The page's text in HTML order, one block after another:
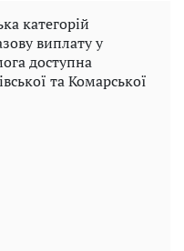
категорій
виплату у
доступна
та Комарської